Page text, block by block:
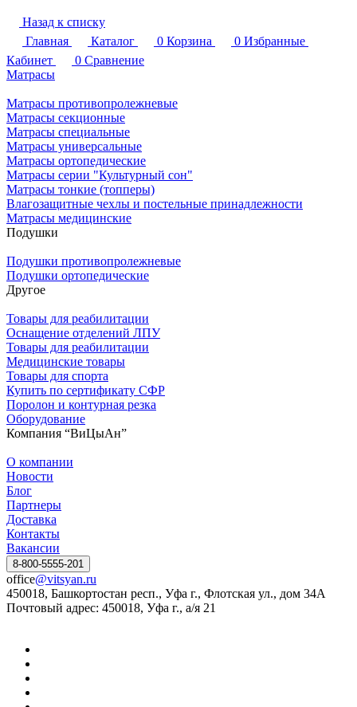
Назад к списку
Главная
Каталог 0 Корзина 0 Избранные
Кабинет
0 Сравнение
Матрасы
Матрасы противопролежневые
Матрасы секционные
Матрасы специальные
Матрасы универсальные
Матрасы ортопедические
Матрасы серии "Культурный сон"
Матрасы тонкие (топперы)
Влагозащитные чехлы и постельные принадлежности
Матрасы медицинские
Подушки
Подушки противопролежневые
Подушки ортопедические
Другое
Товары для реабилитации
Оснащение отделений ЛПУ
Товары для реабилитации
Медицинские товары
Товары для спорта
Купить по сертификату СФР
Поролон и контурная резка
Оборудование
Компания “ВиЦыАн”
О компании
Новости
Блог
Партнеры
Доставка
Контакты
Вакансии
8-800-5555-201
office@vitsyan.ru
450018, Башкортостан респ., Уфа г., Флотская ул., дом 34А
Почтовый адрес: 450018, Уфа г., а/я 21